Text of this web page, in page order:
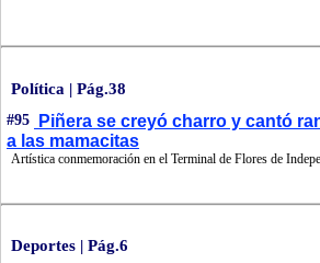
Política | Pág.38
#95
Piñera se creyó charro y cantó
a las mamacitas
Artística conmemoración en el Terminal de Flores de
Deportes | Pág.6